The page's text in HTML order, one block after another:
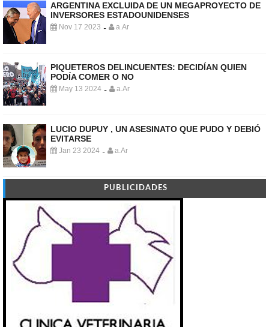
ARGENTINA EXCLUIDA DE UN MEGAPROYECTO DE
INVERSORES ESTADOUNIDENSES
Nov 17 2023 - a.Ar
PIQUETEROS DELINCUENTES: DECIDÍAN QUIEN
PODÍA COMER O NO
May 13 2024 - a.Ar
LUCIO DUPUY , UN ASESINATO QUE PUDO Y DEBIÓ
EVITARSE
Jan 23 2024 - a.Ar
PUBLICIDADES